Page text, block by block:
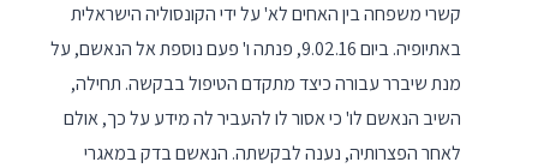
קשרי משפחה בין האחים לא' על ידי הקונסוליה הישראלית
באתיופיה. ביום 9.02.16, פנתה ו' פעם נוספת אל הנאשם, על
מנת שיברר עבורה כיצד מתקדם הטיפול בבקשה. תחילה,
השיב הנאשם לו' כי אסור לו להעביר לה מידע על כך, אולם
לאחר הפצרותיה, נענה לבקשתה. הנאשם בדק במאגרי